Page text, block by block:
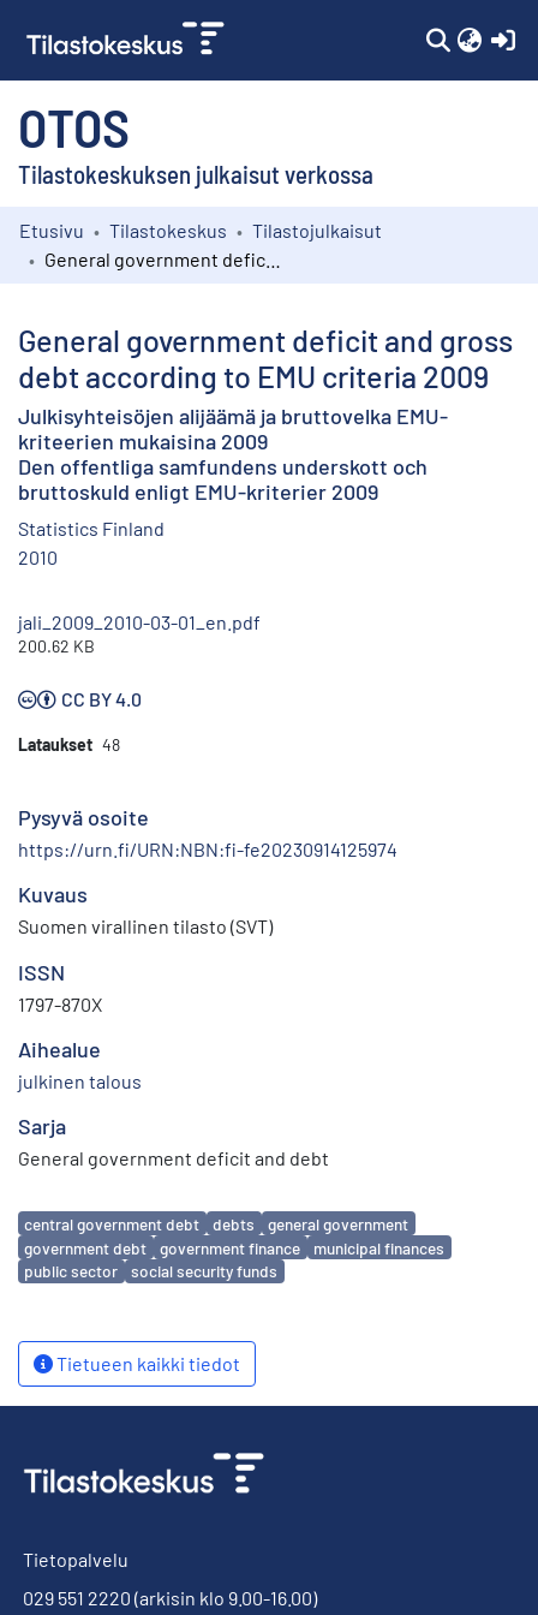
OTOS
Tilastokeskuksen julkaisut verkossa
Kokoelmat
Etusivu Tilastokeskus
Tilastojulkaisut
General government deficit and gross
debt according to EMU criteria 2009
Julkisyhteisöjen alijäämä ja bruttovelka EMU-
kriteerien mukaisina 2009
Den offentliga samfundens underskott och
bruttoskuld enligt EMU-kriterier 2009
Statistics Finland
2010
jali_2009_2010-03-01_en.pdf
200.62 KB
CC BY 4.0
Lataukset 48
Pysyvä osoite
https://urn.fi/URN:NBN:fi-fe20230914125974
Kuvaus
Suomen virallinen tilasto (SVT)
ISSN
1797-870X
Aihealue
julkinen talous
Sarja
General government deficit and debt
Avainsanat
central government debt debts
general government
government debt
government finance
municipal finances
public sector
social security funds
Tietueen kaikki tiedot
Tietopalvelu
029 551 2220 (arkisin klo 9.00-16.00)